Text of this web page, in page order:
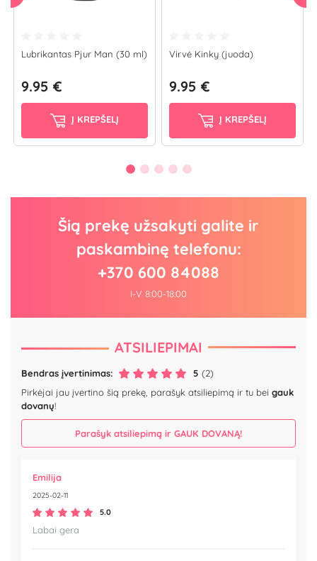
Lubrikantas Pjur Man (30 ml)
9.95 €
Į KREPŠELĮ
Virvė Kinky (juoda)
9.95 €
Į KREPŠELĮ
Šią prekę užsakyti galite ir
paskambinę telefonu:
+370 600 84088
I-V 8:00-18:00
ATSILIEPIMAI
Bendras įvertinimas: 5 (2)
Pirkėjai jau įvertino šią prekę, parašyk atsiliepimą ir tu bei gauk
dovanų!
Parašyk atsiliepimą ir GAUK DOVANĄ!
Emilija
2025-02-11
5.0
Labai gera